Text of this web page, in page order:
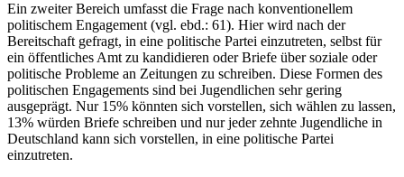
Ein zweiter Bereich umfasst die Frage nach konventionellem
politischem Engagement (vgl. ebd.: 61). Hier wird nach der
Bereitschaft gefragt, in eine politische Partei einzutreten, selbst für
ein öffentliches Amt zu kandidieren oder Briefe über soziale oder
politische Probleme an Zeitungen zu schreiben. Diese Formen des
politischen Engagements sind bei Jugendlichen sehr gering
ausgeprägt. Nur 15% könnten sich vorstellen, sich wählen zu lassen,
13% würden Briefe schreiben und nur jeder zehnte Jugendliche in
Deutschland kann sich vorstellen, in eine politische Partei
einzutreten.